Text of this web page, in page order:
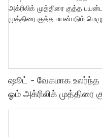
ஷூட் - வேகமாக உலர்ந்த
ஓம் அக்ரிலிக் முத்திரை
ஒரு வகை முத்திரை